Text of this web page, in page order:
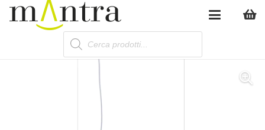
Products
search